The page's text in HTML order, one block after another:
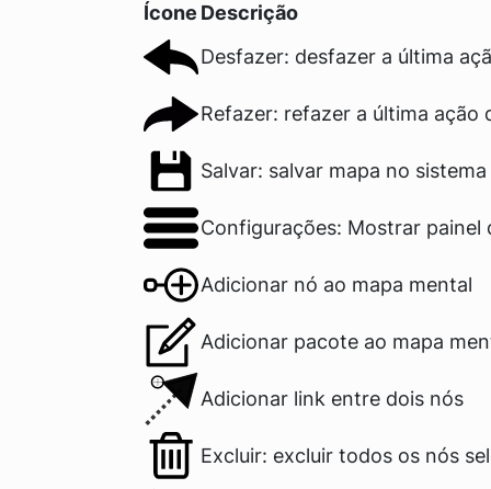
Ícone Descrição
Desfazer: desfazer a última
Refazer: refazer a última ação
Salvar: salvar mapa no
Configurações: Mostrar painel
Adicionar nó ao mapa mental
Adicionar pacote ao mapa
Adicionar link entre dois nós
Excluir: excluir todos os nós